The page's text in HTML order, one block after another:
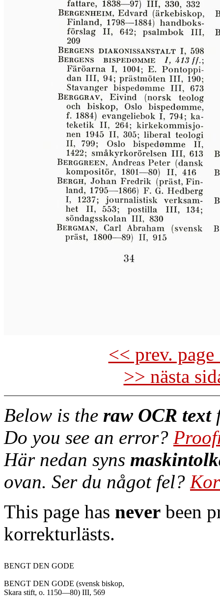
<< prev.
>> nästa
Below is the raw OCR text
Do you see an error?
Här nedan syns
ovan. Ser du något fel?
This page has never been
korrekturlästs.
BENGT DEN GODE
BENGT DEN GODE (svensk biskop,
Skara stift, o. 1150—80) III, 569